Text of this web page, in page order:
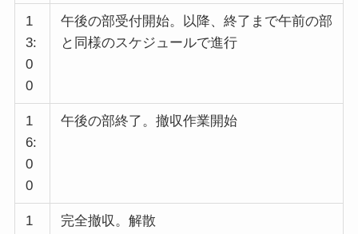
1
3:
0
0
午後の部受付開始。以降、終了まで午前の部
と同様のスケジュールで進行
1
6:
0
0
午後の部終了。撤収作業開始
1
完全撤収。解散